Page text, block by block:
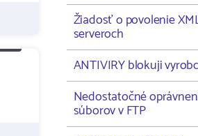
Žiadosť o povolenie
serveroch
ANTIVIRY blokuji
Nedostatočné
súborov v FTP